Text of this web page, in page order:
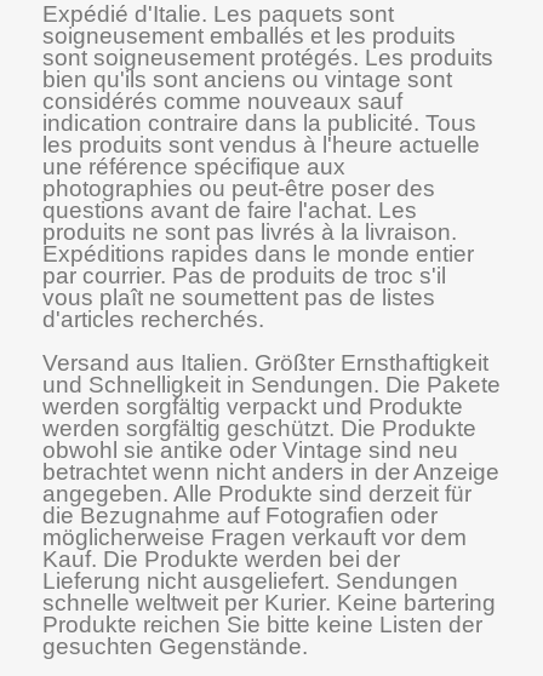
Expédié d'Italie. Les paquets sont
soigneusement emballés et les produits
sont soigneusement protégés. Les produits
bien qu'ils sont anciens ou vintage sont
considérés comme nouveaux sauf
indication contraire dans la publicité. Tous
les produits sont vendus à l'heure actuelle
une référence spécifique aux
photographies ou peut-être poser des
questions avant de faire l'achat. Les
produits ne sont pas livrés à la livraison.
Expéditions rapides dans le monde entier
par courrier. Pas de produits de troc s'il
vous plaît ne soumettent pas de listes
d'articles recherchés.
Versand aus Italien. Größter Ernsthaftigkeit
und Schnelligkeit in Sendungen. Die Pakete
werden sorgfältig verpackt und Produkte
werden sorgfältig geschützt. Die Produkte
obwohl sie antike oder Vintage sind neu
betrachtet wenn nicht anders in der Anzeige
angegeben. Alle Produkte sind derzeit für
die Bezugnahme auf Fotografien oder
möglicherweise Fragen verkauft vor dem
Kauf. Die Produkte werden bei der
Lieferung nicht ausgeliefert. Sendungen
schnelle weltweit per Kurier. Keine bartering
Produkte reichen Sie bitte keine Listen der
gesuchten Gegenstände.